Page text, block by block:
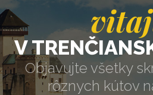
V
Objavujte všetky
rôznych kútov